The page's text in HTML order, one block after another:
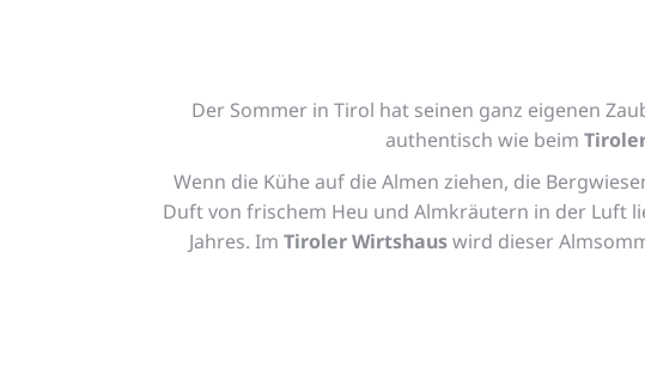
Der Sommer in Tirol hat seinen ganz eigenen
authentisch wie beim
Wenn die Kühe auf die Almen ziehen, die
Duft von frischem Heu und Almkräutern in der Luft
Jahres. Im Tiroler Wirtshauswird dieser